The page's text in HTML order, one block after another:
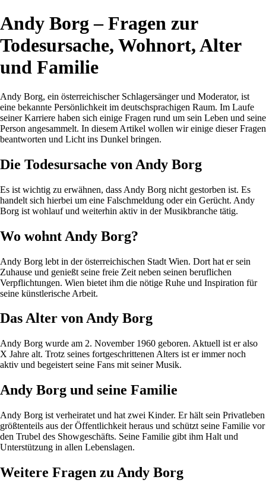
Andy Borg – Fragen zur
Todesursache, Wohnort, Alter
und Familie
Andy Borg, ein österreichischer Schlagersänger und Moderator, ist
eine bekannte Persönlichkeit im deutschsprachigen Raum. Im Laufe
seiner Karriere haben sich einige Fragen rund um sein Leben und seine
Person angesammelt. In diesem Artikel wollen wir einige dieser Fragen
beantworten und Licht ins Dunkel bringen.
Die Todesursache von Andy Borg
Es ist wichtig zu erwähnen, dass Andy Borg nicht gestorben ist. Es
handelt sich hierbei um eine Falschmeldung oder ein Gerücht. Andy
Borg ist wohlauf und weiterhin aktiv in der Musikbranche tätig.
Wo wohnt Andy Borg?
Andy Borg lebt in der österreichischen Stadt Wien. Dort hat er sein
Zuhause und genießt seine freie Zeit neben seinen beruflichen
Verpflichtungen. Wien bietet ihm die nötige Ruhe und Inspiration für
seine künstlerische Arbeit.
Das Alter von Andy Borg
Andy Borg wurde am 2. November 1960 geboren. Aktuell ist er also
X Jahre alt. Trotz seines fortgeschrittenen Alters ist er immer noch
aktiv und begeistert seine Fans mit seiner Musik.
Andy Borg und seine Familie
Andy Borg ist verheiratet und hat zwei Kinder. Er hält sein Privatleben
größtenteils aus der Öffentlichkeit heraus und schützt seine Familie vor
den Trubel des Showgeschäfts. Seine Familie gibt ihm Halt und
Unterstützung in allen Lebenslagen.
Weitere Fragen zu Andy Borg